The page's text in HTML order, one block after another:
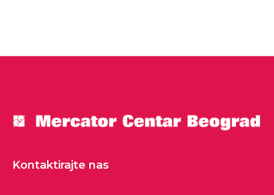
Kontaktirajte nas